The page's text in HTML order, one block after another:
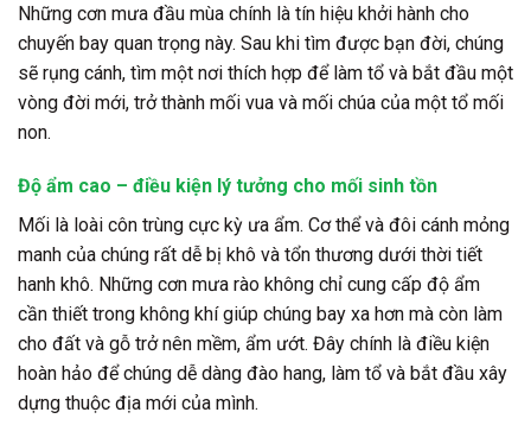
Những cơn mưa đầu mùa chính là tín hiệu khởi hành cho
chuyến bay quan trọng này. Sau khi tìm được bạn đời, chúng
sẽ rụng cánh, tìm một nơi thích hợp để làm tổ và bắt đầu một
vòng đời mới, trở thành mối vua và mối chúa của một tổ mối
non.
Độ ẩm cao – điều kiện lý tưởng cho mối sinh tồn
Mối là loài côn trùng cực kỳ ưa ẩm. Cơ thể và đôi cánh mỏng
manh của chúng rất dễ bị khô và tổn thương dưới thời tiết
hanh khô. Những cơn mưa rào không chỉ cung cấp độ ẩm
cần thiết trong không khí giúp chúng bay xa hơn mà còn làm
cho đất và gỗ trở nên mềm, ẩm ướt. Đây chính là điều kiện
hoàn hảo để chúng dễ dàng đào hang, làm tổ và bắt đầu xây
dựng thuộc địa mới của mình.